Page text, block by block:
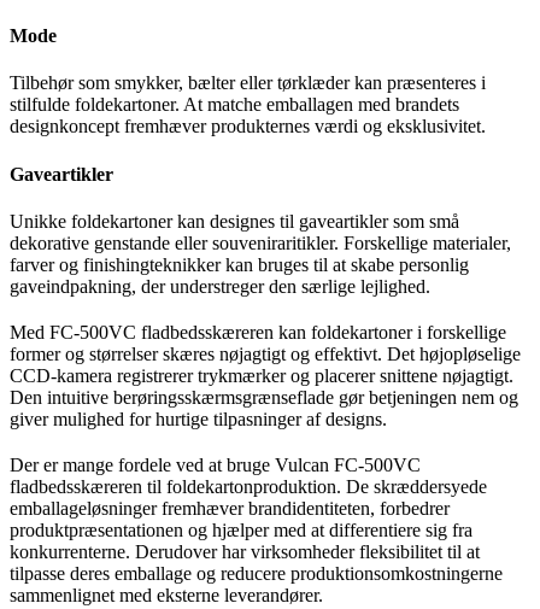
Mode
Tilbehør som smykker, bælter eller tørklæder kan præsenteres i
stilfulde foldekartoner. At matche emballagen med brandets
designkoncept fremhæver produkternes værdi og eksklusivitet.
Gaveartikler
Unikke foldekartoner kan designes til gaveartikler som små
dekorative genstande eller souveniraritikler. Forskellige materialer,
farver og finishingteknikker kan bruges til at skabe personlig
gaveindpakning, der understreger den særlige lejlighed.
Med FC-500VC fladbedsskæreren kan foldekartoner i forskellige
former og størrelser skæres nøjagtigt og effektivt. Det højopløselige
CCD-kamera registrerer trykmærker og placerer snittene nøjagtigt.
Den intuitive berøringsskærmsgrænseflade gør betjeningen nem og
giver mulighed for hurtige tilpasninger af designs.
Der er mange fordele ved at bruge Vulcan FC-500VC
fladbedsskæreren til foldekartonproduktion. De skræddersyede
emballageløsninger fremhæver brandidentiteten, forbedrer
produktpræsentationen og hjælper med at differentiere sig fra
konkurrenterne. Derudover har virksomheder fleksibilitet til at
tilpasse deres emballage og reducere produktionsomkostningerne
sammenlignet med eksterne leverandører.